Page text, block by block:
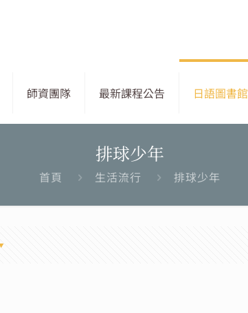
師資團隊 最新課程公告 日語圖書館
排球少年
首頁 生活流行 排球少年